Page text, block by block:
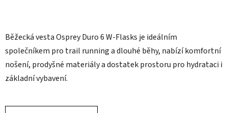
Běžecká vesta Osprey Duro 6 W-Flasks je ideálním
společníkem pro trail running a dlouhé běhy, nabízí komfortní
nošení, prodyšné materiály a dostatek prostoru pro hydrataci i
základní vybavení.